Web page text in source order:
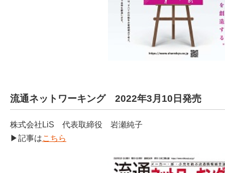
流通ネットワーキング 2022年3月10日発売
株式会社LiS 代表取締役 岩瀬純子
▶記事はこちら